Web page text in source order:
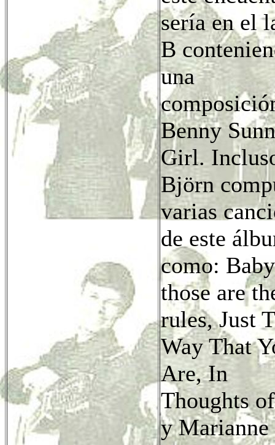
sería en el
B
una
Benny
Girl.
Björn
varias
de este
como: Baby
those are
rules, Just
Way That
Are, In
Thoughts
y Marianne